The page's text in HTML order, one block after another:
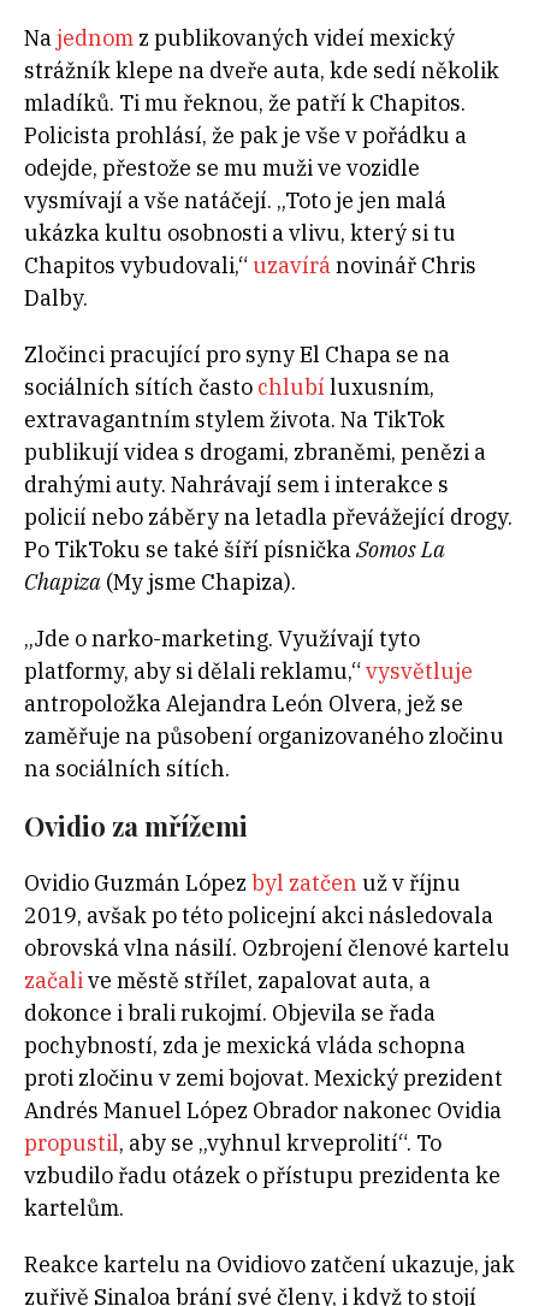
Najednom z publikovaných videí mexický
strážník klepe na dveře auta, kde sedí několik
mladíků. Ti mu řeknou, že patří k Chapitos.
Policista prohlásí, že pak je vše v pořádku a
odejde, přestože se mu muži ve vozidle
vysmívají a vše natáčejí. „Toto je jen malá
ukázka kultu osobnosti a vlivu, který si tu
Chapitos vybudovali,“uzavíránovinář Chris
Dalby.
Zločinci pracující pro syny El Chapa se na
sociálních sítích často chlubí luxusním,
extravagantním stylem života. Na TikTok
publikují videa s drogami, zbraněmi, penězi a
drahými auty. Nahrávají sem i interakce s
policií nebo záběry na letadla převážející drogy.
Po TikToku se také šíří písničkaSomos La
Chapiza (My jsme Chapiza).
„Jde o narko-marketing. Využívají tyto
platformy, aby si dělali reklamu,“vysvětluje
antropoložka Alejandra León Olvera, jež se
zaměřuje na působení organizovaného zločinu
na sociálních sítích.
Ovidio za mřížemi
Ovidio Guzmán López byl zatčen už v říjnu
2019, avšak po této policejní akci následovala
obrovská vlna násilí. Ozbrojení členové kartelu
začalive městě střílet, zapalovat auta, a
dokonce i brali rukojmí. Objevila se řada
pochybností, zda je mexická vláda schopna
proti zločinu v zemi bojovat. Mexický prezident
Andrés Manuel López Obrador nakonec Ovidia
propustil, aby se „vyhnul krveprolití“. To
vzbudilo řadu otázek o přístupu prezidenta ke
kartelům.
Reakce kartelu na Ovidiovo zatčení ukazuje, jak
zuřivě Sinaloa brání své členy, i když to stojí